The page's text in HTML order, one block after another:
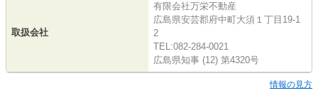
取扱会社
有限会社万栄不動産
広島県安芸郡府中町大須１丁目19-1
2
TEL:082-284-0021
広島県知事 (12) 第4320号
情報の見方